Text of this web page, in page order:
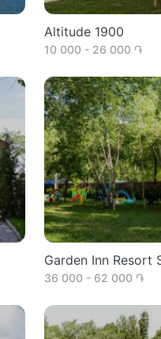
Altitude 1900
10 000 - 26 000 ֏
Garden Inn Resort
36 000 - 62 000 ֏